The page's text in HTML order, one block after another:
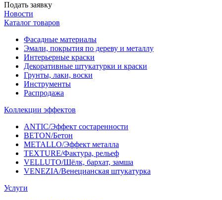
Подать заявку
Новости
Каталог товаров
Фасадные материалы
Эмали, покрытия по дереву и металлу
Интерьерные краски
Декоративные штукатурки и краски
Грунты, лаки, воски
Инструменты
Распродажа
Коллекции эффектов
ANTIC/Эффект состаренности
BETON/Бетон
METALLO/Эффект металла
TEXTURE/Фактура, рельеф
VELLUTO/Шёлк, бархат, замша
VENEZIA/Венецианская штукатурка
Услуги